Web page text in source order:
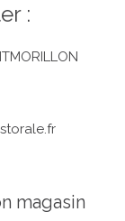
:
magasin